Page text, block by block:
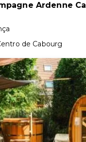
Ardenne
de Cabourg